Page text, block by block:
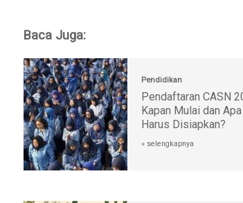
Baca Juga:
Pendidikan
Pendaftaran CASN
Kapan Mulai dan
Harus Disiapkan?
» selengkapnya